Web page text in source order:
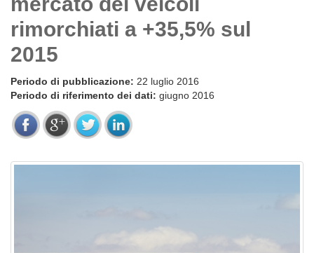
rimorchiati a +35,5% sul
2015
Periodo di pubblicazione: 22 luglio 2016
Periodo di riferimento dei dati: giugno 2016